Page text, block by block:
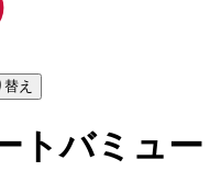
え
トバミュー